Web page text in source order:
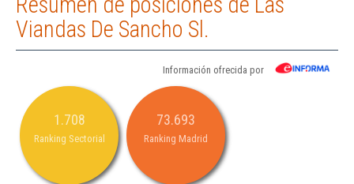
Viandas De Sancho Sl.
Información ofrecida por
1.708
Ranking Sectorial
73.693
Ranking Madrid